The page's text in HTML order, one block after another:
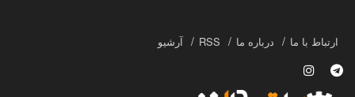
ارتباط با ما درباره ما RSS آرشیو